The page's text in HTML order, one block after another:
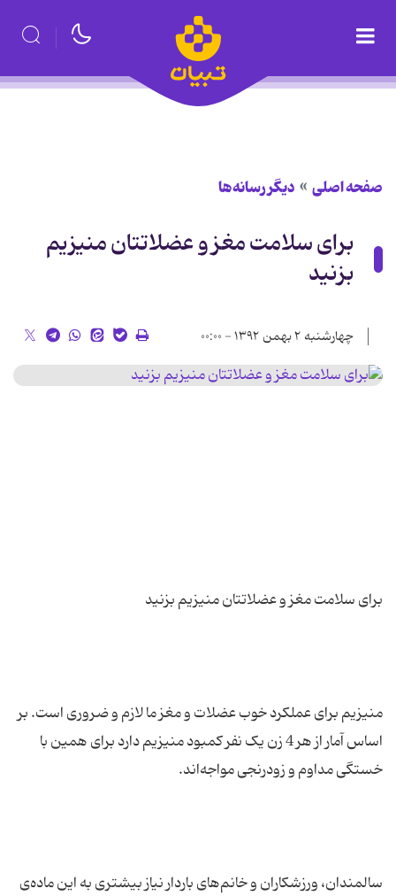
صفحه اصلی دیگر رسانه‌ها
برای سلامت مغز و عضلاتتان منیزیم
بزنید
چهارشنبه ۲ بهمن ۱۳۹۲ - ۰۰:۰۰
منیزیم برای عملکرد خوب عضلات و مغز ما لازم و ضروری است. بر
اساس آمار از هر 4 زن یک نفر کمبود منیزیم دارد برای همین با
سالمندان، ورزشکاران و خانم‌های باردار نیاز بیشتری به این ماده‌ی